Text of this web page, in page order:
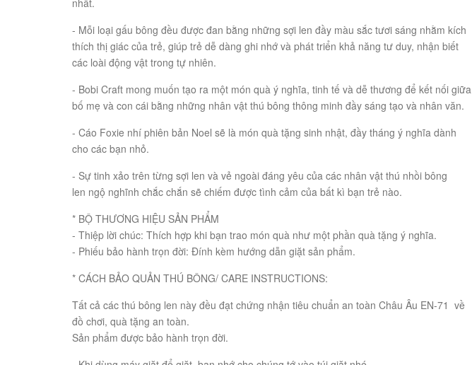
nhất.
- Mỗi loại gấu bông đều được đan bằng những sợi len đầy màu sắc tươi sáng nhằm kích
thích thị giác của trẻ, giúp trẻ dễ dàng ghi nhớ và phát triển khả năng tư duy, nhận biết
các loài động vật trong tự nhiên.
- Bobi Craft mong muốn tạo ra một món quà ý nghĩa, tinh tế và dễ thương để kết nối giữa
bố mẹ và con cái bằng những nhân vật thú bông thông minh đầy sáng tạo và nhân văn.
- Cáo Foxie nhí phiên bản Noel sẽ là món quà tặng sinh nhật, đầy tháng ý nghĩa dành
cho các bạn nhỏ.
- Sự tinh xảo trên từng sợi len và vẻ ngoài đáng yêu của các nhân vật thú nhồi bông
len ngộ nghĩnh chắc chắn sẽ chiếm được tình cảm của bất kì bạn trẻ nào.
* BỘ THƯƠNG HIỆU SẢN PHẨM
- Thiệp lời chúc: Thích hợp khi bạn trao món quà như một phần quà tặng ý nghĩa.
- Phiếu bảo hành trọn đời: Đính kèm hướng dẫn giặt sản phẩm.
* CÁCH BẢO QUẢN THÚ BÔNG/ CARE INSTRUCTIONS:
Tất cả các thú bông len này đều đạt chứng nhận tiêu chuẩn an toàn Châu Âu EN-71 về
đồ chơi, quà tặng an toàn.
Sản phẩm được bảo hành trọn đời.